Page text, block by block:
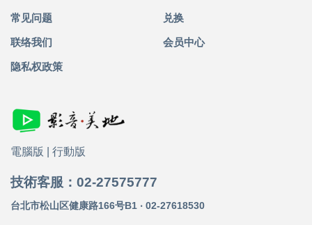
常见问题 兑换
联络我们 会员中心
隐私权政策
電腦版 行動版
技術客服：02-27575777
台北市松山区健康路166号B1 ‧ 02-27618530